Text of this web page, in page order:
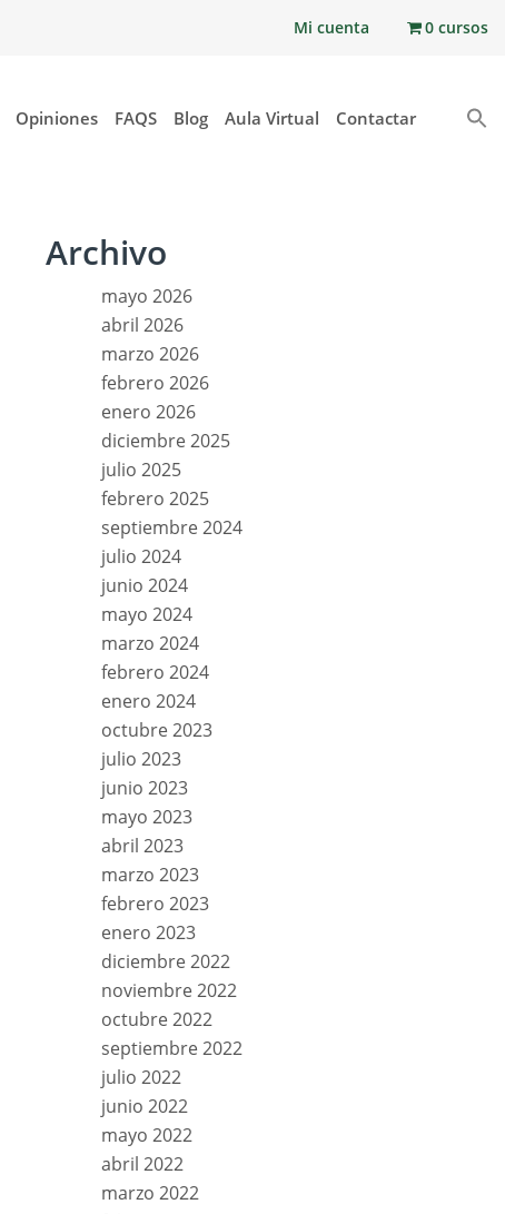
Mi cuenta 0 cursos
Opiniones FAQS Blog Aula Virtual Contactar
Archivo
mayo 2026
abril 2026
marzo 2026
febrero 2026
enero 2026
diciembre 2025
julio 2025
febrero 2025
septiembre 2024
julio 2024
junio 2024
mayo 2024
marzo 2024
febrero 2024
enero 2024
octubre 2023
julio 2023
junio 2023
mayo 2023
abril 2023
marzo 2023
febrero 2023
enero 2023
diciembre 2022
noviembre 2022
octubre 2022
septiembre 2022
julio 2022
junio 2022
mayo 2022
abril 2022
marzo 2022